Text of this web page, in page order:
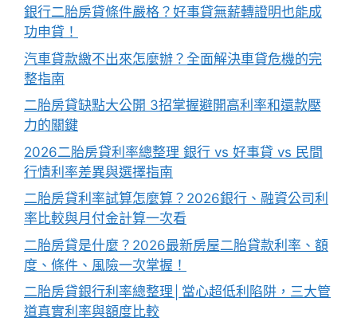
銀行二胎房貸條件嚴格？好事貸無薪轉證明也能成
功申貸！
汽車貸款繳不出來怎麼辦？全面解決車貸危機的完
整指南
二胎房貸缺點大公開 3招掌握避開高利率和還款壓
力的關鍵
2026二胎房貸利率總整理 銀行 vs 好事貸 vs 民間
行情利率差異與選擇指南
二胎房貸利率試算怎麼算？2026銀行、融資公司利
率比較與月付金計算一次看
二胎房貸是什麼？2026最新房屋二胎貸款利率、額
度、條件、風險一次掌握！
二胎房貸銀行利率總整理│當心超低利陷阱，三大管
道真實利率與額度比較